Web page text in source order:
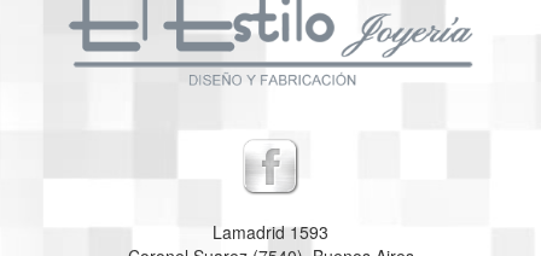
Lamadrid 1593